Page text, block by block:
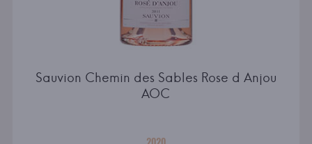
Sauvion Chemin des Sables Rose d Anjou
AOC